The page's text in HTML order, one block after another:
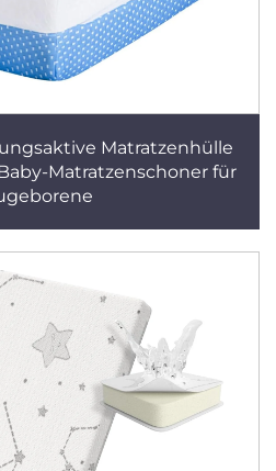
Matratzenhülle
Matratzenschoner für